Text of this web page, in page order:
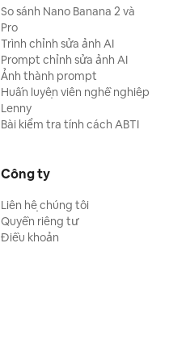
So sánh Nano Banana 2 và
Pro
Trình chỉnh sửa ảnh AI
Prompt chỉnh sửa ảnh AI
Ảnh thành prompt
Huấn luyện viên nghề nghiệp
Lenny
Bài kiểm tra tính cách ABTI
Công ty
Liên hệ chúng tôi
Quyền riêng tư
Điều khoản